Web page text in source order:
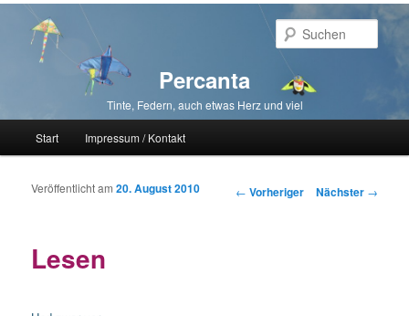
Percanta
Tinte, Federn, auch etwas Herz und viel
Zum primären Inhalt springen
Zum sekundären Inhalt springen
Start Impressum / Kontakt
Beitragsnavigation
← Vorheriger Nächster →
Lesen
Veröffentlicht am20. August 2010